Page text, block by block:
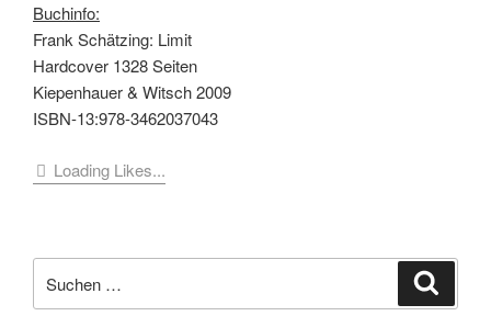
Buchinfo:
Frank Schätzing: Limit
Hardcover 1328 Seiten
Kiepenhauer & Witsch 2009
ISBN-13:978-3462037043
Loading Likes...
nach: